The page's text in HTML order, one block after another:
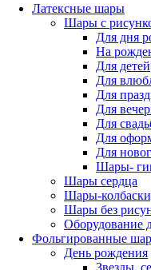
Латексные шары
Шары с
Для дня
На
Для детей
Для
Для
Для
Для
Для
Для
Шары-
Шары сердца
Шары-
Шары без
Оборудование
Фольгированные
День рождения
Звезды,